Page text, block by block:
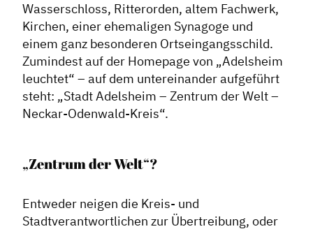
Wasserschloss, Ritterorden, altem Fachwerk,
Kirchen, einer ehemaligen Synagoge und
einem ganz besonderen Ortseingangsschild.
Zumindest auf der Homepage von „Adelsheim
leuchtet“ – auf dem untereinander aufgeführt
steht: „Stadt Adelsheim – Zentrum der Welt –
Neckar-Odenwald-Kreis“.
„Zentrum der Welt“?
Entweder neigen die Kreis- und
Stadtverantwortlichen zur Übertreibung, oder